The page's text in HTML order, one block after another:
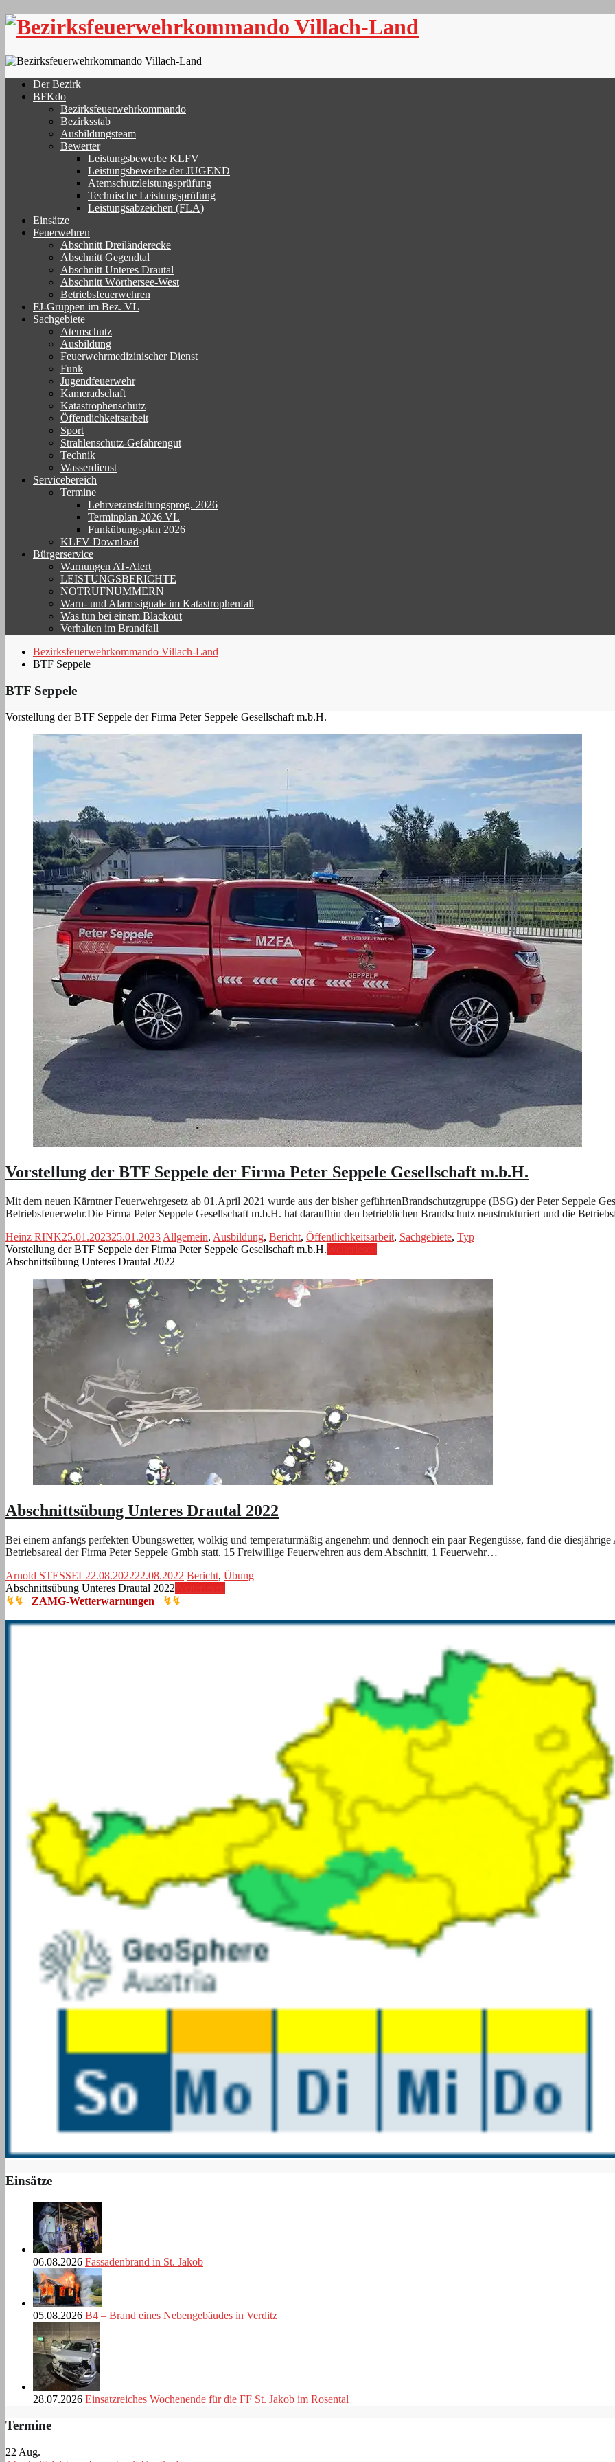
Skip
Der Bezirk
BFKdo
Bezirksfeuerwehrkommando
Bezirksstab
Ausbildungsteam
Bewerter
Leistungsbewerbe KLFV
Leistungsbewerbe der JUGEND
Atemschutzleistungsprüfung
Technische Leistungsprüfung
Leistungsabzeichen (FLA)
Einsätze
Feuerwehren
Abschnitt Dreiländerecke
Abschnitt Gegendtal
Abschnitt Unteres Drautal
Abschnitt Wörthersee-West
Betriebsfeuerwehren
FJ-Gruppen im Bez. VL
Sachgebiete
Atemschutz
Ausbildung
Feuerwehrmedizinischer Dienst
Funk
Jugendfeuerwehr
Kameradschaft
Katastrophenschutz
Öffentlichkeitsarbeit
Sport
Strahlenschutz-Gefahrengut
Technik
Wasserdienst
Servicebereich
Termine
Lehrveranstaltungsprog. 2026
Terminplan 2026 VL
Funkübungsplan 2026
KLFV Download
Bürgerservice
Warnungen AT-Alert
LEISTUNGSBERICHTE
NOTRUFNUMMERN
Warn- und Alarmsignale im Katastrophenfall
Was tun bei einem Blackout
Verhalten im Brandfall
Bezirksfeuerwehrkommando Villach-Land
BTF Seppele
BTF Seppele
Vorstellung der BTF Seppele der Firma Peter Seppele Gesellschaft m.b.H.
Vorstellung der BTF Seppele der Firma Peter Seppele Gesellschaft m.b.H.
Mit dem neuen Kärntner Feuerwehrgesetz ab 01.April 2021 wurde aus der bisher geführtenBrandschutzgruppe (BSG) der Peter Seppele
Betriebsfeuerwehr.Die Firma Peter Seppele Gesellschaft m.b.H. hat daraufhin den betrieblichen Brandschutz neustrukturiert und die
Heinz RINK25.01.202325.01.2023 Allgemein, Ausbildung, Bericht, Öffentlichkeitsarbeit, Sachgebiete, Typ
Vorstellung der BTF Seppele der Firma Peter Seppele Gesellschaft m.b.H.
Abschnittsübung Unteres Drautal 2022
Abschnittsübung Unteres Drautal 2022
Bei einem anfangs perfekten Übungswetter, wolkig und temperaturmäßig angenehm und dennoch ein paar Regengüsse, fand die
Betriebsareal der Firma Peter Seppele Gmbh statt. 15 Freiwillige Feuerwehren aus dem Abschnitt, 1 Feuerwehr…
Arnold STESSEL22.08.202222.08.2022 Bericht, Übung
Abschnittsübung Unteres Drautal 2022
↯↯
ZAMG-Wetterwarnungen ↯↯
Einsätze
06.08.2026 Fassadenbrand in St. Jakob
05.08.2026 B4 – Brand eines Nebengebäudes in Verditz
28.07.2026 Einsatzreiches Wochenende für die FF St. Jakob im Rosental
Termine
22 Aug.